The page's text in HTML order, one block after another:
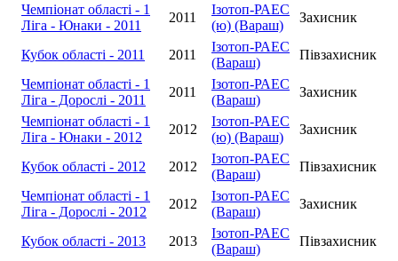
Чемпіонат області - 1
Ліга - Юнаки - 2011
2011
Ізотоп-РАЕС
(ю) (Вараш)
Захисник
Кубок області - 2011 2011
Ізотоп-РАЕС
(Вараш)
Півзахисник
Чемпіонат області - 1
Ліга - Дорослі - 2011
2011
Ізотоп-РАЕС
(Вараш)
Захисник
Чемпіонат області - 1
Ліга - Юнаки - 2012
2012
Ізотоп-РАЕС
(ю) (Вараш)
Захисник
Кубок області - 2012 2012
Ізотоп-РАЕС
(Вараш)
Півзахисник
Чемпіонат області - 1
Ліга - Дорослі - 2012
2012
Ізотоп-РАЕС
(Вараш)
Захисник
Кубок області - 2013 2013
Ізотоп-РАЕС
(Вараш)
Півзахисник